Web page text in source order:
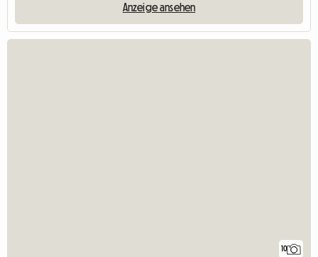
Anzeige ansehen
10